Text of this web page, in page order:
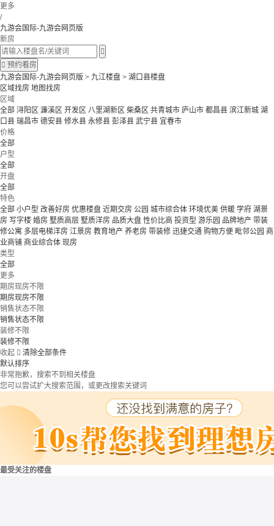
更多
/
九游会国际-九游会网页版
新房

 预约看房
九游会国际-九游会网页版 > 九江楼盘 > 湖口县楼盘
区域找房 地图找房
区域
全部 浔阳区 濂溪区 开发区 八里湖新区 柴桑区 共青城市 庐山市 都昌县 滨江新城 湖
口县 瑞昌市 德安县 修水县 永修县 彭泽县 武宁县 宜春市
价格
全部
户型
全部
开盘
全部
特色
全部 小户型 改善好房 优惠楼盘 近期交房 公园 城市综合体 环境优美 供暖 学府 湖景
房 写字楼 婚房 墅质高层 墅质洋房 品质大盘 性价比高 投资型 游乐园 品牌地产 带装
修公寓 多层电梯洋房 江景房 教育地产 养老房 带装修 迅捷交通 购物方便 毗邻公园 商
业商铺 商业综合体 现房
类型
全部
更多
期房现房不限
期房现房不限
销售状态不限
销售状态不限
装修不限
装修不限
收起  清除全部条件
默认排序
非常抱歉，搜索不到相关楼盘
您可以尝试扩大搜索范围，或更改搜索关键词
最受关注的楼盘